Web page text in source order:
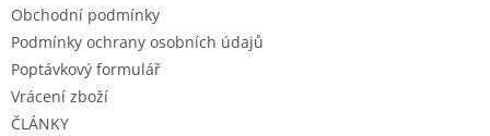
Obchodní podmínky
Podmínky ochrany osobních údajů
Poptávkový formulář
Vrácení zboží
ČLÁNKY